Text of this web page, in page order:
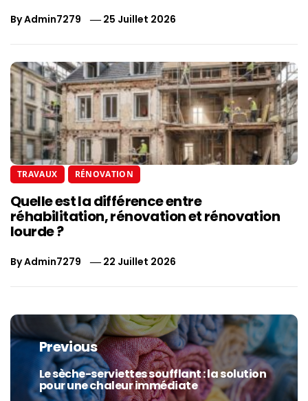
ByAdmin7279 25 Juillet 2026
TRAVAUX RÉNOVATION
Quelle est la différence entre
réhabilitation, rénovation et rénovation
lourde ?
ByAdmin7279 22 Juillet 2026
Navigation
de
l’article
Previous
Previous
post:
Le sèche-serviettes soufflant : la solution
pour une chaleur immédiate